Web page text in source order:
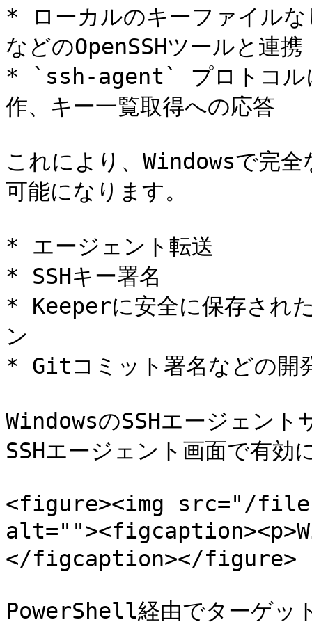
* ローカルのキーファイ
などのOpenSSHツールと連携
* `ssh-agent` プロトコル
作、キー一覧取得への応答
これにより、Windowsで完全
可能になります。
* エージェント転送
* SSHキー署名
* Keeperに安全に保存され
ン
* Gitコミット署名などの開
WindowsのSSHエージェン
SSHエージェント画面で有効
<figure><img src="/files/
</figcaption></figure>
PowerShell経由でターゲッ